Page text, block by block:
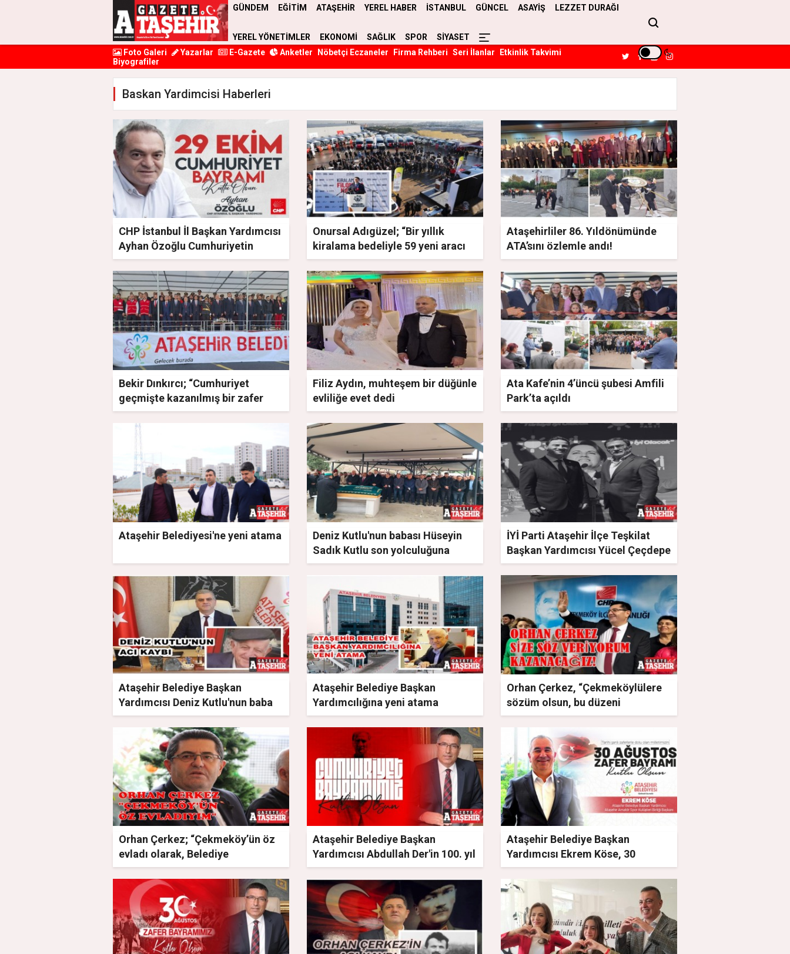
GÜNDEM EĞİTİM ATAŞEHİR YEREL HABER İSTANBUL GÜNCEL ASAYİŞ LEZZET DURAĞI
YEREL YÖNETİMLER EKONOMİ SAĞLIK SPOR
SİYASET
Foto Galeri
Yazarlar E-Gazete Anketler Nöbetçi Eczaneler Firma Rehberi Seri İlanlar
Etkinlik Takvimi
Biyografiler
Baskan Yardimcisi Haberleri
CHP İstanbul İl Başkan Yardımcısı
Ayhan Özoğlu Cumhuriyetin
102’inci yıldönümü için kutlama
mesajı yayınladı
Onursal Adıgüzel; “Bir yıllık
kiralama bedeliyle 59 yeni aracı
filomuza kattık”
Ataşehirliler 86. Yıldönümünde
ATA’sını özlemle andı!
Bekir Dınkırcı; “Cumhuriyet
geçmişte kazanılmış bir zafer
değil, geleceğe uzanan bir
idealdir”
Filiz Aydın, muhteşem bir düğünle
evliliğe evet dedi
Ata Kafe’nin 4’üncü şubesi Amfili
Park’ta açıldı
Ataşehir Belediyesi'ne yeni atama
Deniz Kutlu'nun babası Hüseyin
Sadık Kutlu son yolculuğuna
uğurlandı
İYİ Parti Ataşehir İlçe Teşkilat
Başkan Yardımcısı Yücel Çeçdepe
vefat etti
Ataşehir Belediye Başkan
Yardımcısı Deniz Kutlu'nun baba
acısı
Ataşehir Belediye Başkan
Yardımcılığına yeni atama
Orhan Çerkez, “Çekmeköylülere
sözüm olsun, bu düzeni
değiştirmeye geliyorum”
Orhan Çerkez; “Çekmeköy’ün öz
evladı olarak, Belediye
Başkanlığına talibim”
Ataşehir Belediye Başkan
Yardımcısı Abdullah Der'in 100. yıl
mesajı
Ataşehir Belediye Başkan
Yardımcısı Ekrem Köse, 30
Ağustos Zafer Bayramı mesajı